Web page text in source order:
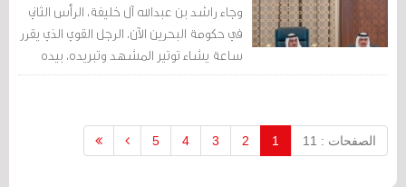
وجاء راشد بن عبدالله آل خليفة، الرأس الثاني
في حكومة البحرين الآن، الرجل القوي الذي يقرر
ساعة يشاء توتير المشهد وتبريده، بيده
قوات القبض والتنفيذ، بيده منافذ البلاد، وبيده
الصفحات : 11 1
2
3
4
5